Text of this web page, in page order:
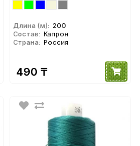
Длина (м): 200
Состав: Капрон
Страна: Россия
490 ₸